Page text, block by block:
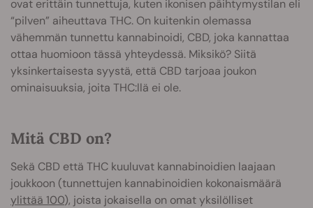
ovat erittäin tunnettuja, kuten ikonisen päihtymystilan eli
“pilven” aiheuttava THC. On kuitenkin olemassa
vähemmän tunnettu kannabinoidi, CBD, joka kannattaa
ottaa huomioon tässä yhteydessä. Miksikö? Siitä
yksinkertaisesta syystä, että CBD tarjoaa joukon
ominaisuuksia, joita THC:llä ei ole.
Mitä CBD on?
Sekä CBD että THC kuuluvat kannabinoidien laajaan
joukkoon (tunnettujen kannabinoidien kokonaismäärä
ylittää 100), joista jokaisella on omat yksilölliset